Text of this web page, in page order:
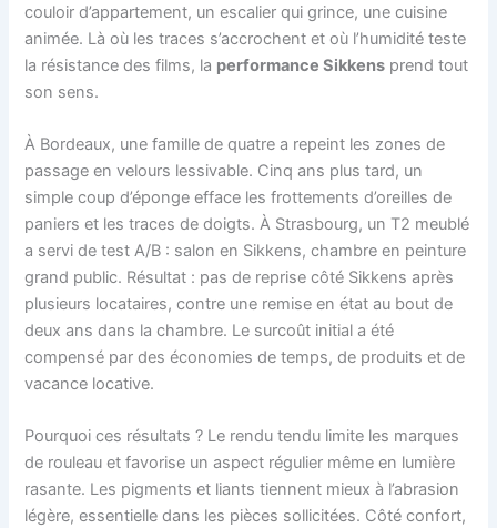
couloir d’appartement, un escalier qui grince, une cuisine
animée. Là où les traces s’accrochent et où l’humidité teste
la résistance des films, la performance Sikkens prend tout
son sens.
À Bordeaux, une famille de quatre a repeint les zones de
passage en velours lessivable. Cinq ans plus tard, un
simple coup d’éponge efface les frottements d’oreilles de
paniers et les traces de doigts. À Strasbourg, un T2 meublé
a servi de test A/B : salon en Sikkens, chambre en peinture
grand public. Résultat : pas de reprise côté Sikkens après
plusieurs locataires, contre une remise en état au bout de
deux ans dans la chambre. Le surcoût initial a été
compensé par des économies de temps, de produits et de
vacance locative.
Pourquoi ces résultats ? Le rendu tendu limite les marques
de rouleau et favorise un aspect régulier même en lumière
rasante. Les pigments et liants tiennent mieux à l’abrasion
légère, essentielle dans les pièces sollicitées. Côté confort,